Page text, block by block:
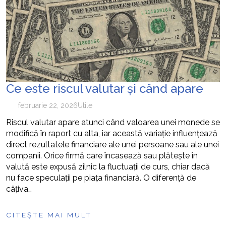
cum pot fi prevenite
Ce este riscul valutar și când apare
februarie 22, 2026Utile
Riscul valutar apare atunci când valoarea unei monede se
modifică în raport cu alta, iar această variație influențează
direct rezultatele financiare ale unei persoane sau ale unei
companii. Orice firmă care încasează sau plătește în
valută este expusă zilnic la fluctuații de curs, chiar dacă
nu face speculații pe piața financiară. O diferență de
câțiva…
CITEȘTE MAI MULT